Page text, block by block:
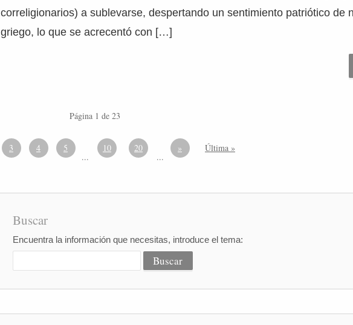
correligionarios) a sublevarse, despertando un sentimiento patriótico de
griego, lo que se acrecentó con […]
Página 1 de 23
3 4 5
...
10 20
...
» Última »
Buscar
Encuentra la información que necesitas, introduce el tema: